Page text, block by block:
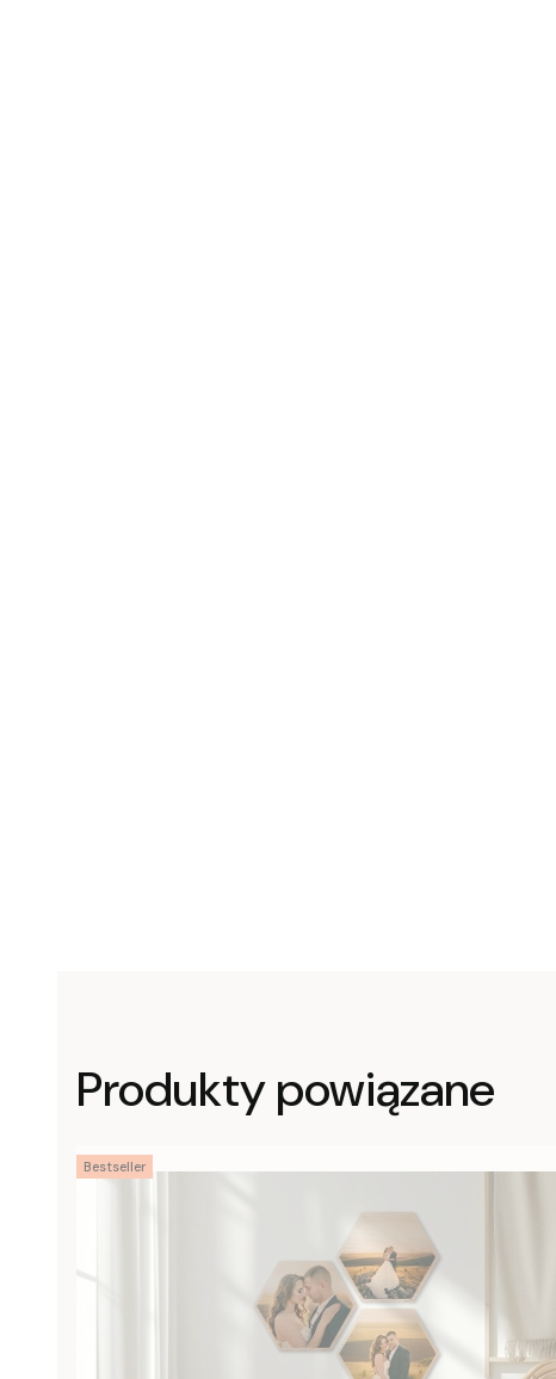
Produkty powiązane
Bestseller